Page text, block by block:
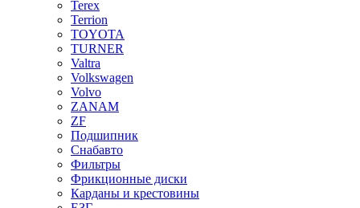
Terex
Terrion
TOYOTA
TURNER
Valtra
Volkswagen
Volvo
ZANAM
ZF
Подшипник
Снабавто
Фильтры
Фрикционные диски
Карданы и крестовины